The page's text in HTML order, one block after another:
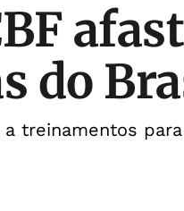
do
treinamentos